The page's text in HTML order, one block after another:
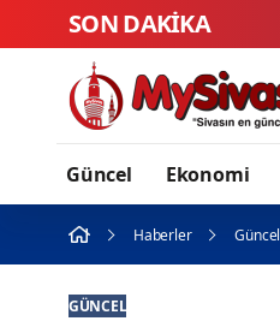
SON DAKİKA
Güncel Ekonomi
Haberler Güncel
GÜNCEL